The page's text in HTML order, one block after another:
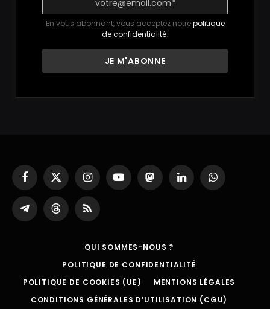
En vous abonnant, vous acceptez notrepolitique
de confidentialité.
Facebook
X
(Twitter)
InstagramYouTubeMastodonLinkedInWhatsApp
Partager
sur
ThreadsRSS
QUI SOMMES-NOUS ?
POLITIQUE DE CONFIDENTIALITÉ
POLITIQUE DE COOKIES (UE)
MENTIONS LÉGALES
CONDITIONS GÉNÉRALES D’UTILISATION (CGU)